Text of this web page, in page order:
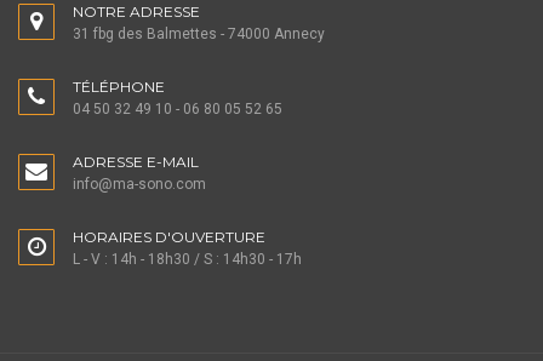
NOTRE ADRESSE
31 fbg des Balmettes - 74000 Annecy
TÉLÉPHONE
04 50 32 49 10 - 06 80 05 52 65
ADRESSE E-MAIL
info@ma-sono.com
HORAIRES D'OUVERTURE
L - V : 14h - 18h30 / S : 14h30 - 17h